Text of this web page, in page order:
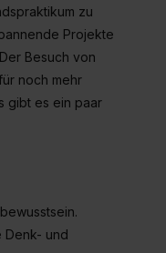
an Social Media
werden.
Willst du nur
triff deine
auf „Auswahl
von Cookies
und „Social
USA (Art. 49 Abs. 1
über kein
(EuGH – Schrems
zu
Projekte
Besuch von
noch mehr
gibt es ein paar
Denk- und